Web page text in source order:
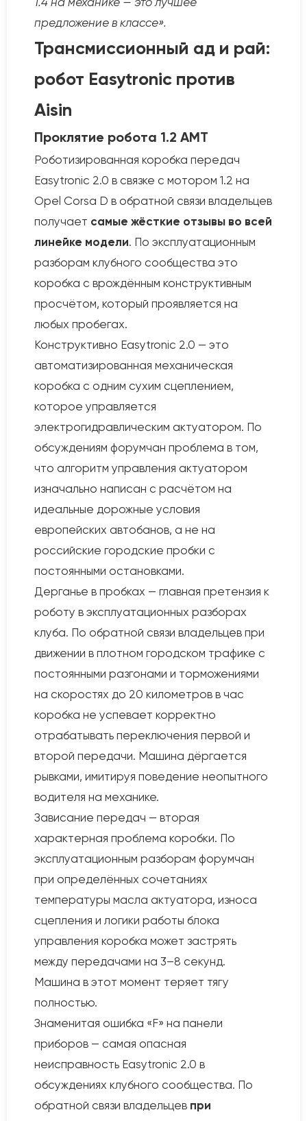
предложение в классе».
Трансмиссионный ад и рай:
робот Easytronic против
Aisin
Проклятие робота 1.2 AMT
Роботизированная коробка передач
Easytronic 2.0 в связке с мотором 1.2 на
Opel Corsa D в обратной связи владельцев
получает самые жёсткие отзывы во всей
линейке модели. По эксплуатационным
разборам клубного сообщества это
коробка с врождённым конструктивным
просчётом, который проявляется на
любых пробегах.
Конструктивно Easytronic 2.0 — это
автоматизированная механическая
коробка с одним сухим сцеплением,
которое управляется
электрогидравлическим актуатором. По
обсуждениям форумчан проблема в том,
что алгоритм управления актуатором
изначально написан с расчётом на
идеальные дорожные условия
европейских автобанов, а не на
российские городские пробки с
постоянными остановками.
Дерганье в пробках — главная претензия к
роботу в эксплуатационных разборах
клуба. По обратной связи владельцев при
движении в плотном городском трафике с
постоянными разгонами и торможениями
на скоростях до 20 километров в час
коробка не успевает корректно
отрабатывать переключения первой и
второй передачи. Машина дёргается
рывками, имитируя поведение неопытного
водителя на механике.
Зависание передач — вторая
характерная проблема коробки. По
эксплуатационным разборам форумчан
при определённых сочетаниях
температуры масла актуатора, износа
сцепления и логики работы блока
управления коробка может застрять
между передачами на 3–8 секунд.
Машина в этот момент теряет тягу
полностью.
Знаменитая ошибка «F» на панели
приборов — самая опасная
неисправность Easytronic 2.0 в
обсуждениях клубного сообщества. По
обратной связи владельцев при